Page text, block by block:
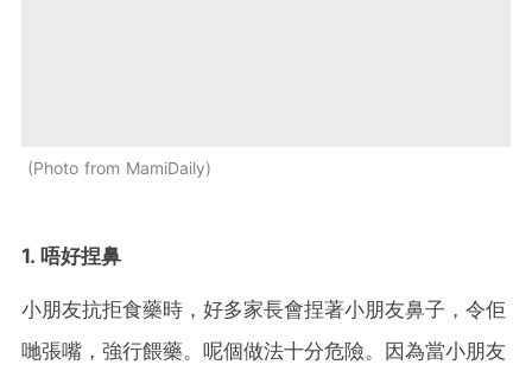
Photo from MamiDaily
1. 唔好捏鼻
小朋友抗拒食藥時，好多家長會捏著小朋友鼻子，令佢
哋張嘴，強行餵藥。呢個做法十分危險。因為當小朋友